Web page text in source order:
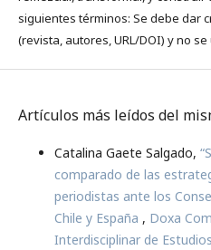
siguientes términos: Se debe dar
(revista, autores, URL/DOI) y no
Artículos más leídos del
Catalina Gaete Salgado,
comparado de las
periodistas ante los
Chile y España , Doxa
Interdisciplinar de